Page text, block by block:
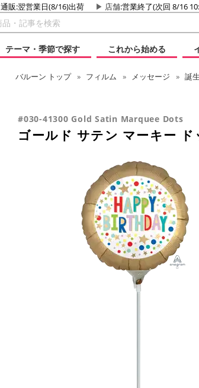
通販:翌営業日(8/16)出荷 店舗:営業終了(次回 8/16
テーマ・季節で探す
これから始める
バルーン トップ フィルム メッセージ 誕
#030-41300 Gold Satin Marquee Dots
ゴールド サテン マーキー